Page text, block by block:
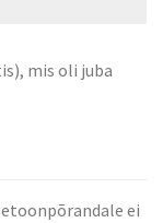
mis oli juba
ei